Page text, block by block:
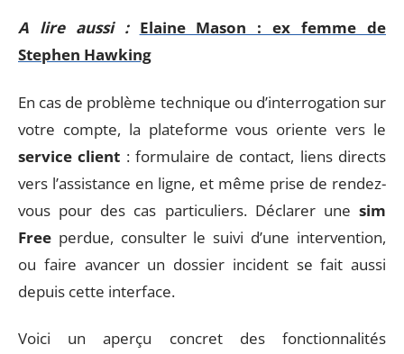
A lire aussi : Elaine Mason : ex femme de
Stephen Hawking
En cas de problème technique ou d’interrogation sur
votre compte, la plateforme vous oriente vers le
service client : formulaire de contact, liens directs
vers l’assistance en ligne, et même prise de rendez-
vous pour des cas particuliers. Déclarer une sim
Free perdue, consulter le suivi d’une intervention,
ou faire avancer un dossier incident se fait aussi
depuis cette interface.
Voici un aperçu concret des fonctionnalités